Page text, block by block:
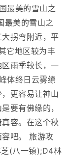
最美的雪山之
最美的雪山之
拐弯附近，平
它地区较为丰
雨季较长，一
体终日云雾缭
更容易让神山
要有佛缘的，
容。在这个秋
吧。 旅游攻
(八一镇);D4林